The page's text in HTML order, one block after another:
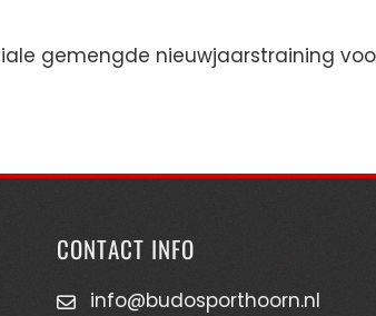
gemengde nieuwjaarstraining
CONTACT INFO
info@budosporthoorn.nl